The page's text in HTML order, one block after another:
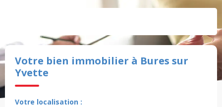
Votre bien immobilier à Bures sur
Yvette
Votre localisation :